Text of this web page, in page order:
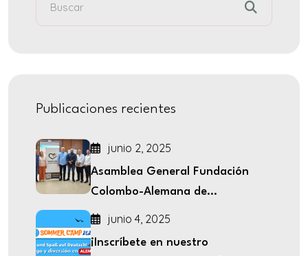
+ Sabatinos
Publicaciones recientes
junio 2, 2025
Asamblea General Fundación
Colombo-Alemana de...
junio 4, 2025
¡Inscríbete en nuestro